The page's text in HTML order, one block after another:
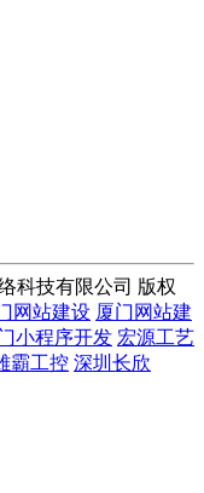
科技有限公司 版权
网站建设 厦门网站建
小程序开发 宏源工艺
霸工控 深圳长欣